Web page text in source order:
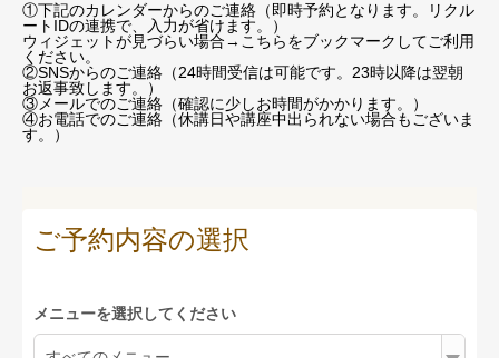
①下記のカレンダーからのご連絡（即時予約となります。リクル
ートIDの連携で、入力が省けます。）
ウィジェットが見づらい場合→こちらをブックマーク してご利用
ください。
②SNSからのご連絡（24時間受信は可能です。23時以降は翌朝
お返事致します。）
③メールでのご連絡（確認に少しお時間がかかります。）
④お電話でのご連絡（休講日や講座中出られない場合もございま
す。）